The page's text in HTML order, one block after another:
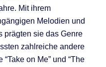
Mit ihrem
Melodien und
prägten sie das Genre
zahlreiche andere
on Me” und “The